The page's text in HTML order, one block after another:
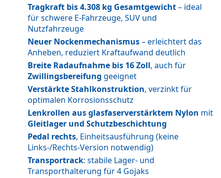
Tragkraft bis 4.308 kg Gesamtgewicht– ideal
für schwere E-Fahrzeuge, SUV und
Nutzfahrzeuge
Neuer Nockenmechanismus– erleichtert das
Anheben, reduziert Kraftaufwand deutlich
Breite Radaufnahme bis 16 Zoll, auch für
Zwillingsbereifung geeignet
Verstärkte Stahlkonstruktion, verzinkt für
optimalen Korrosionsschutz
Lenkrollen aus glasfaserverstärktem Nylon mit
Gleitlager und Schutzbeschichtung
Pedal rechts, Einheitsausführung (keine
Links-/Rechts-Version notwendig)
Transportrack: stabile Lager- und
Transporthalterung für 4 Gojaks